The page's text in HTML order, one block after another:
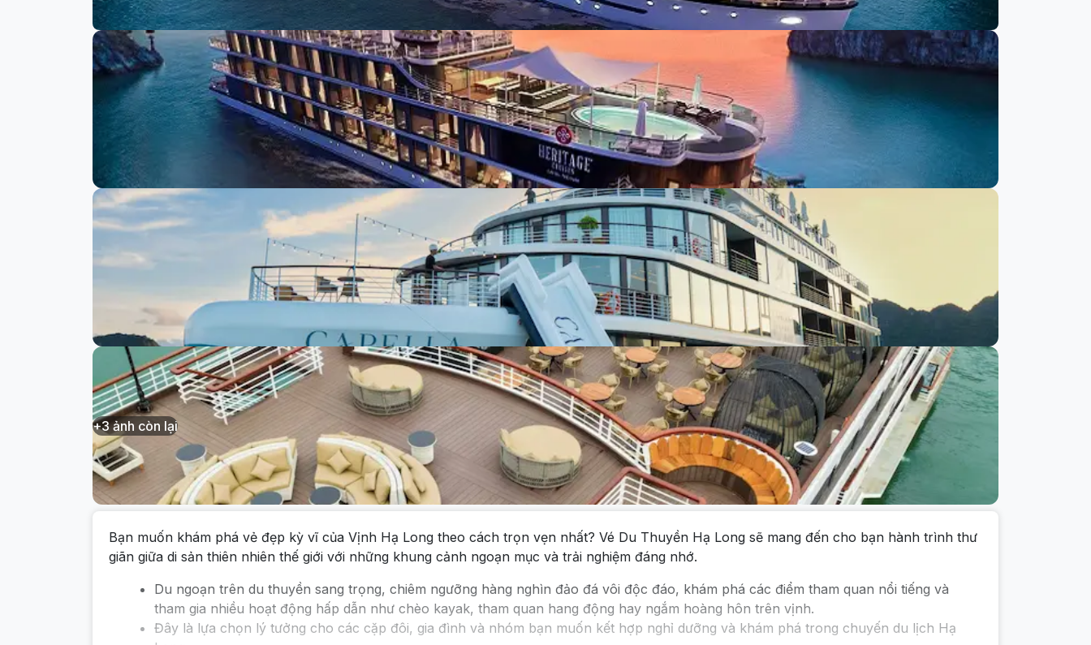
+3ảnh còn lại
Bạn muốn khám phá vẻ đẹp kỳ vĩ của Vịnh Hạ Long theo cách trọn vẹn nhất? Vé Du Thuyền Hạ Long sẽ mang đến cho bạn hành trình thư
giãn giữa di sản thiên nhiên thế giới với những khung cảnh ngoạn mục và trải nghiệm đáng nhớ.
Du ngoạn trên du thuyền sang trọng, chiêm ngưỡng hàng nghìn đảo đá vôi độc đáo, khám phá các điểm tham quan nổi tiếng và
tham gia nhiều hoạt động hấp dẫn như chèo kayak, tham quan hang động hay ngắm hoàng hôn trên vịnh.
Đây là lựa chọn lý tưởng cho các cặp đôi, gia đình và nhóm bạn muốn kết hợp nghỉ dưỡng và khám phá trong chuyến du lịch Hạ